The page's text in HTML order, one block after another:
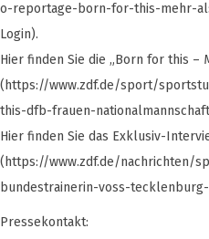
o-reportage-born-for-this-mehr-
Login).
Hier finden Sie die „Born for this –
(https://www.zdf.de/sport/
this-dfb-frauen-
Hier finden Sie das Exklusiv-
(https://www.zdf.de/nachrichten/
bundestrainerin-voss-
Pressekontakt: